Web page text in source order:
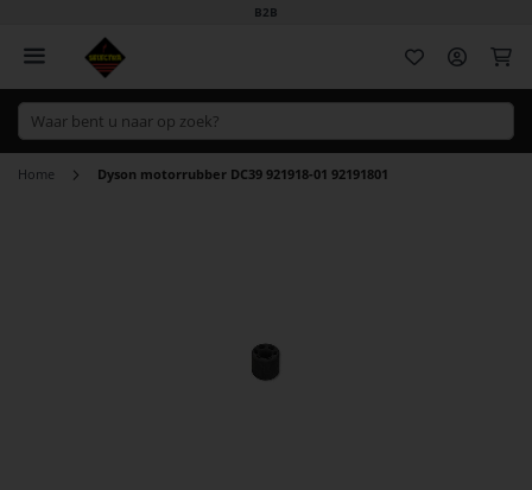
B2B
Home Dyson motorrubber DC39 921918-01 92191801